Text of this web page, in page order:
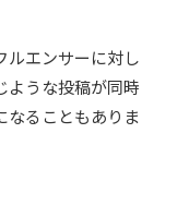
ルエンサーに対し
ような投稿が同時
なることもありま